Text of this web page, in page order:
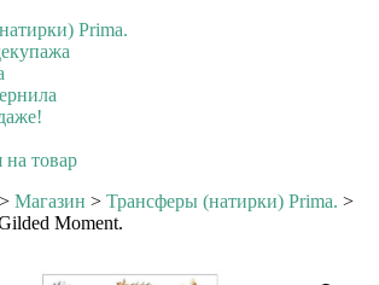
Prima.
на товар
> Магазин > Трансферы (натирки) Prima. >
Moment.